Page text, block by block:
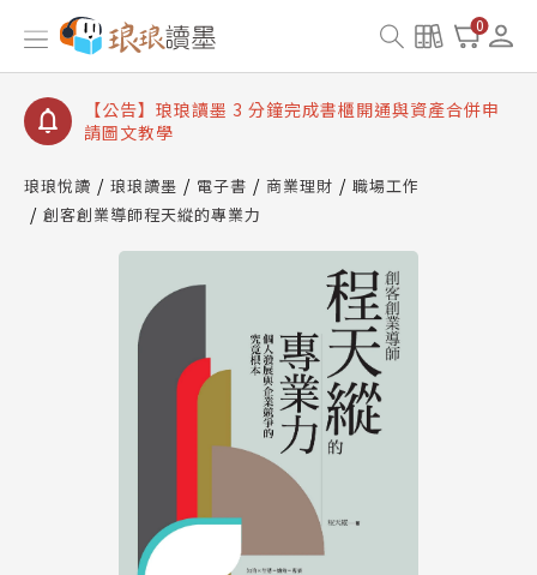
0
【公告】琅琅讀墨數位閱讀資產合併與書櫃開通申請
【公告】琅琅讀墨書櫃開通常見問題
【公告】琅琅讀墨 3 分鐘完成書櫃開通與資產合併申
請圖文教學
查詢
【公告】琅琅讀墨數位閱讀資產合併與書櫃開通申請
琅琅悅讀 琅琅讀墨 電子書 商業理財
職場工作
創客創業導師程天縱的專業力